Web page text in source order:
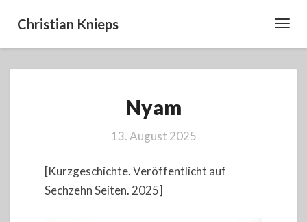
Christian Knieps
Nyam
13. August 2025
[Kurzgeschichte. Veröffentlicht auf
Sechzehn Seiten. 2025]